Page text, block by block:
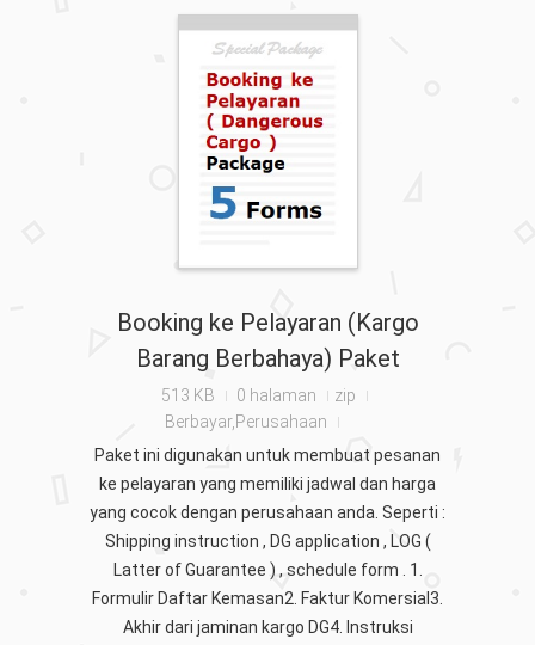
Booking ke Pelayaran (Kargo
Barang Berbahaya) Paket
513 KB 0 halaman
zip
Berbayar,Perusahaan
Paket ini digunakan untuk membuat pesanan
ke pelayaran yang memiliki jadwal dan harga
yang cocok dengan perusahaan anda. Seperti :
Shipping instruction , DG application , LOG (
Latter of Guarantee ) , schedule form . 1.
Formulir Daftar Kemasan2. Faktur Komersial3.
Akhir dari jaminan kargo DG4. Instruksi